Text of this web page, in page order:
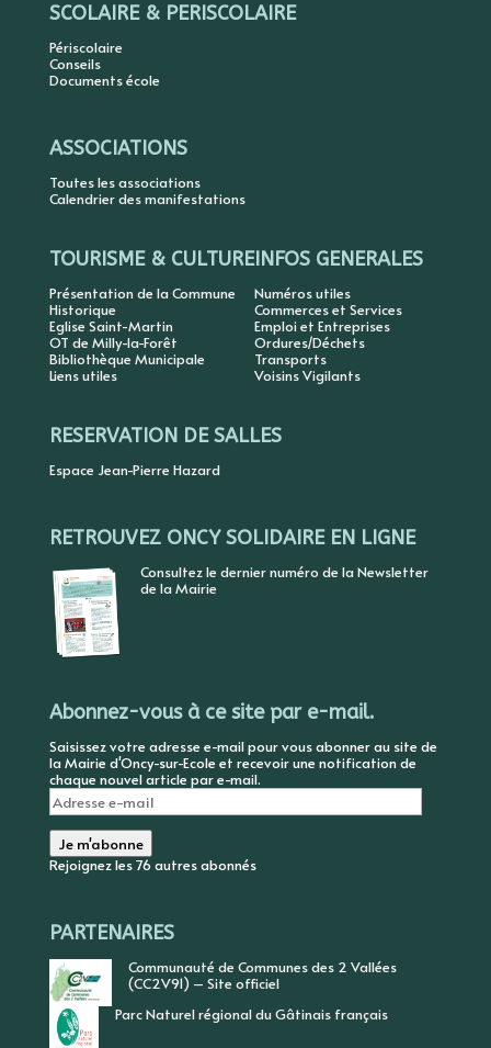
SCOLAIRE & PERISCOLAIRE
Périscolaire
Conseils
Documents école
ASSOCIATIONS
Toutes les associations
Calendrier des manifestations
TOURISME & CULTURE
Présentation de la Commune
Historique
Eglise Saint-Martin
OT de Milly-la-Forêt
Bibliothèque Municipale
Liens utiles
INFOS GENERALES
Numéros utiles
Commerces et Services
Emploi et Entreprises
Ordures/Déchets
Transports
Voisins Vigilants
RESERVATION DE SALLES
Espace Jean-Pierre Hazard
RETROUVEZ ONCY SOLIDAIRE EN LIGNE
Consultez le dernier numéro de la Newsletter
de la Mairie
Abonnez-vous à ce site par e-mail.
Saisissez votre adresse e-mail pour vous abonner au site de
la Mairie d'Oncy-sur-Ecole et recevoir une notification de
chaque nouvel article par e-mail.
Adresse
e-
mail
Je m'abonne
Rejoignez les 76 autres abonnés
PARTENAIRES
Communauté de Communes des 2 Vallées
(CC2V91) – Site officiel
Parc Naturel régional du Gâtinais français